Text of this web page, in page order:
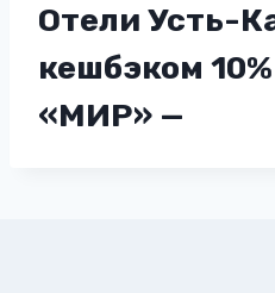
Отели Усть-
кешбэком
«МИР» —